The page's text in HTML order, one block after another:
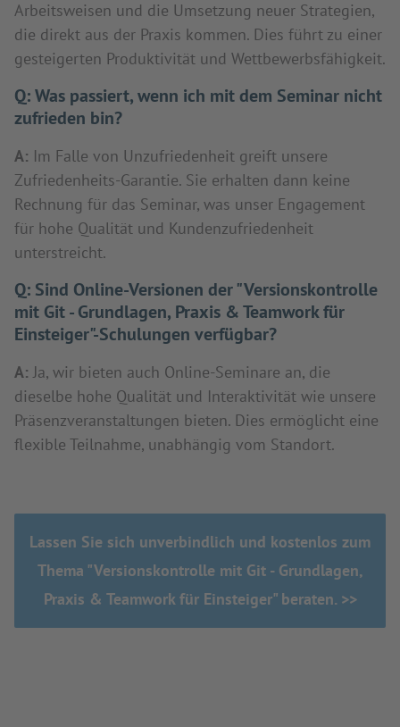
Arbeitsweisen und die Umsetzung neuer Strategien,
die direkt aus der Praxis kommen. Dies führt zu einer
gesteigerten Produktivität und Wettbewerbsfähigkeit.
Q:Was passiert, wenn ich mit dem Seminar nicht
zufrieden bin?
A: Im Falle von Unzufriedenheit greift unsere
Zufriedenheits-Garantie. Sie erhalten dann keine
Rechnung für das Seminar, was unser Engagement
für hohe Qualität und Kundenzufriedenheit
unterstreicht.
Q: Sind Online-Versionen der "Versionskontrolle
mit Git - Grundlagen, Praxis & Teamwork für
Einsteiger"-Schulungen verfügbar?
A: Ja, wir bieten auch Online-Seminare an, die
dieselbe hohe Qualität und Interaktivität wie unsere
Präsenzveranstaltungen bieten. Dies ermöglicht eine
flexible Teilnahme, unabhängig vom Standort.
Lassen Sie sich unverbindlich und kostenlos zum
Thema "Versionskontrolle mit Git - Grundlagen,
Praxis & Teamwork für Einsteiger" beraten. >>